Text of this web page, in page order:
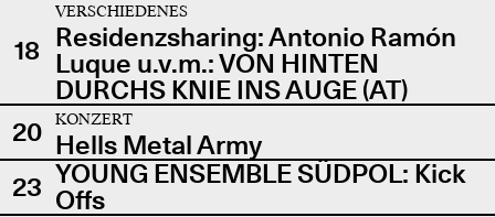
18
VERSCHIEDENES
Residenzsharing: Antonio Ramón
Luque u.v.m.: VON HINTEN
DURCHS KNIE INS AUGE (AT)
20
KONZERT
Hells Metal Army
23 YOUNG ENSEMBLE SÜDPOL: Kick
Offs